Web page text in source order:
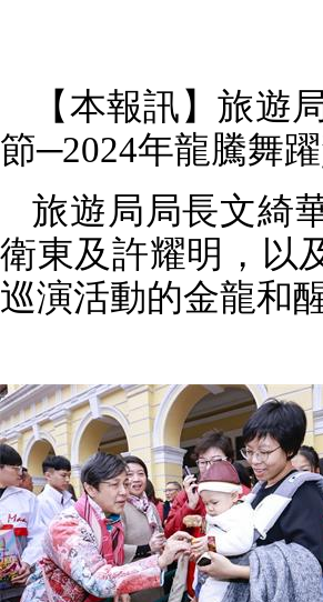
【本報訊】旅遊
節─2024年龍騰舞
旅遊局局長文綺
衛東及許耀明，以
巡演活動的金龍和